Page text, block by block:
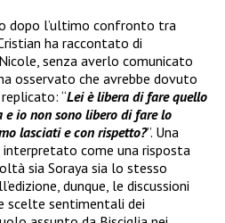
dopo l’ultimo confronto tra
ha raccontato di
senza averlo comunicato
osservato che avrebbe dovuto
“Lei è libera di fare quello
io non sono libero di fare lo
lasciati e con rispetto?”. Una
come una risposta
sia Soraya sia lo stesso
dunque, le discussioni
scelte sentimentali dei